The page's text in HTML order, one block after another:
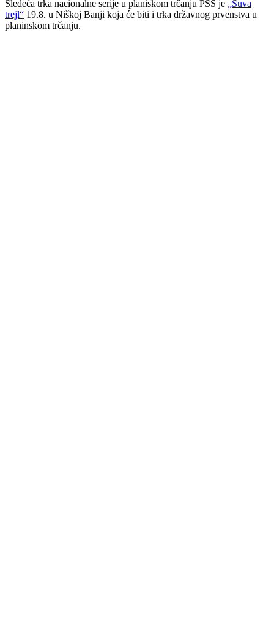
Sledeća trka nacionalne serije u planiskom trčanju PSS je „Suva
trejl“ 19.8. u Niškoj Banji koja će biti i trka državnog prvenstva u
planinskom trčanju.